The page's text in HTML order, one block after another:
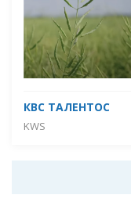
КВС ТАЛЕНТОС
KWS